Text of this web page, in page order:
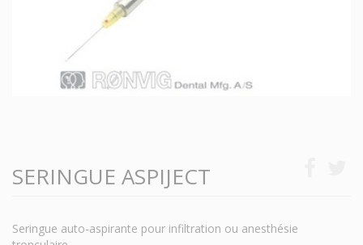
SERINGUE ASPIJECT
Seringue auto-aspirante pour infiltration ou anesthésie